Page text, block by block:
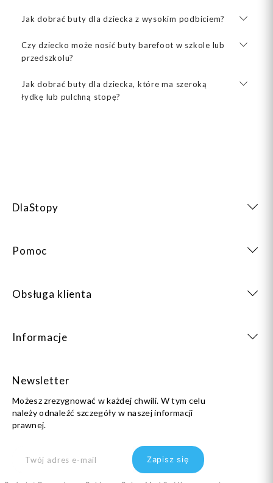
Jak dobrać buty dla dziecka z wysokim podbiciem?
Czy dziecko może nosić buty barefoot w szkole lub
przedszkolu?
Jak dobrać buty dla dziecka, które ma szeroką
łydkę lub pulchną stopę?
DlaStopy
Pomoc
Obsługa klienta
Informacje
Newsletter
Możesz zrezygnować w każdej chwili. W tym celu
należy odnaleźć szczegóły w naszej informacji
prawnej.